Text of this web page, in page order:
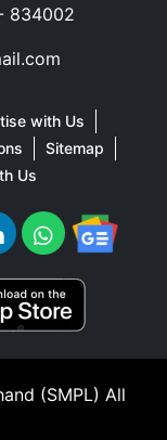
834002
with Us
Sitemap
Us
(SMPL) All